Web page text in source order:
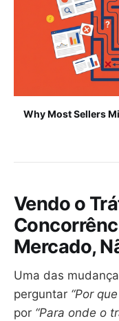
Why Most Sellers
Vendo o
Mercado,
Uma das
perguntar “Por
por “Para onde o